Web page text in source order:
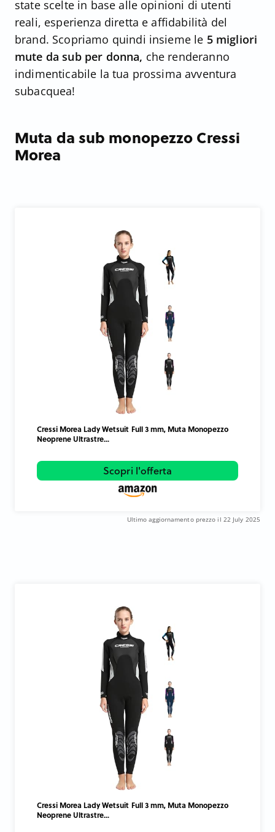
state scelte in base alle opinioni di utenti
reali, esperienza diretta e affidabilità del
brand. Scopriamo quindi insieme le 5 migliori
mute da sub per donna, che renderanno
indimenticabile la tua prossima avventura
subacquea!
Muta da sub monopezzo Cressi
Morea
Cressi Morea Lady Wetsuit Full 3 mm, Muta Monopezzo
Neoprene Ultrastre...
Scopri l'offerta
Ultimo aggiornamento prezzo il 22 July 2025
Cressi Morea Lady Wetsuit Full 3 mm, Muta Monopezzo
Neoprene Ultrastre...